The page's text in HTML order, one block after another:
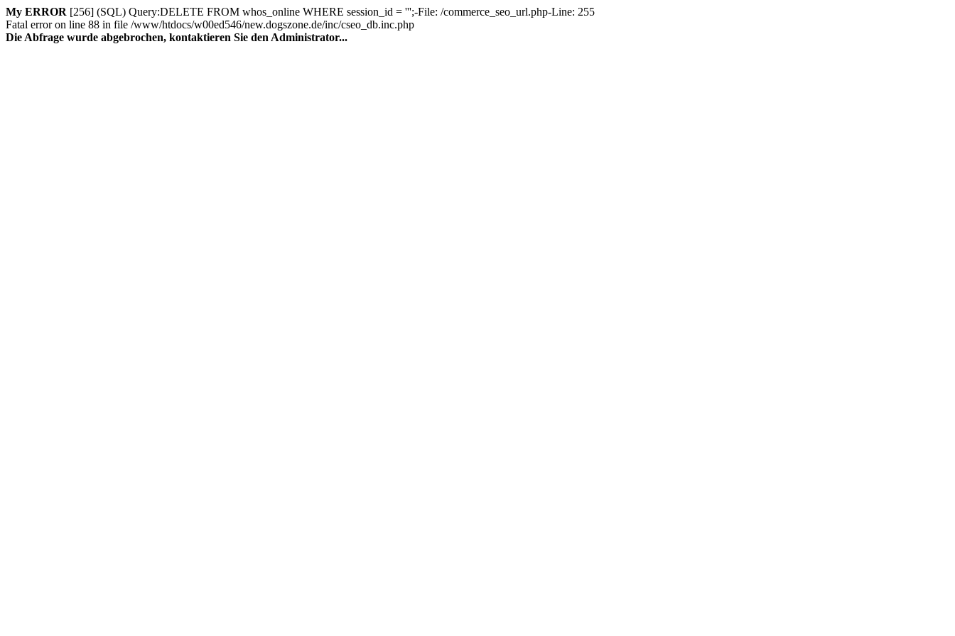
My ERROR [256] (SQL) Query:DELETE FROM whos_online WHERE session_id = ''';-File: /commerce_seo_url.php-Line: 255
Fatal error on line 88 in file /www/htdocs/w00ed546/new.dogszone.de/inc/cseo_db.inc.php
Die Abfrage wurde abgebrochen, kontaktieren Sie den Administrator...